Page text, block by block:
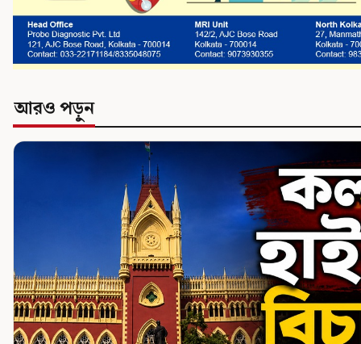
আরও পড়ুন